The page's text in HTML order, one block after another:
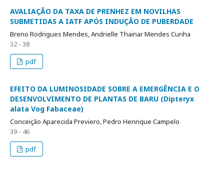
AVALIAÇÃO DA TAXA DE PRENHEZ EM NOVILHAS
SUBMETIDAS A IATF APÓS INDUÇÃO DE PUBERDADE
Breno Rodrigues Mendes, Andrielle Thainar Mendes Cunha
32 - 38
pdf
EFEITO DA LUMINOSIDADE SOBRE A EMERGÊNCIA E O
DESENVOLVIMENTO DE PLANTAS DE BARU (Dipteryx
alata Vog Fabaceae)
Conceição Aparecida Previero, Pedro Henrique Campelo
39 - 46
pdf